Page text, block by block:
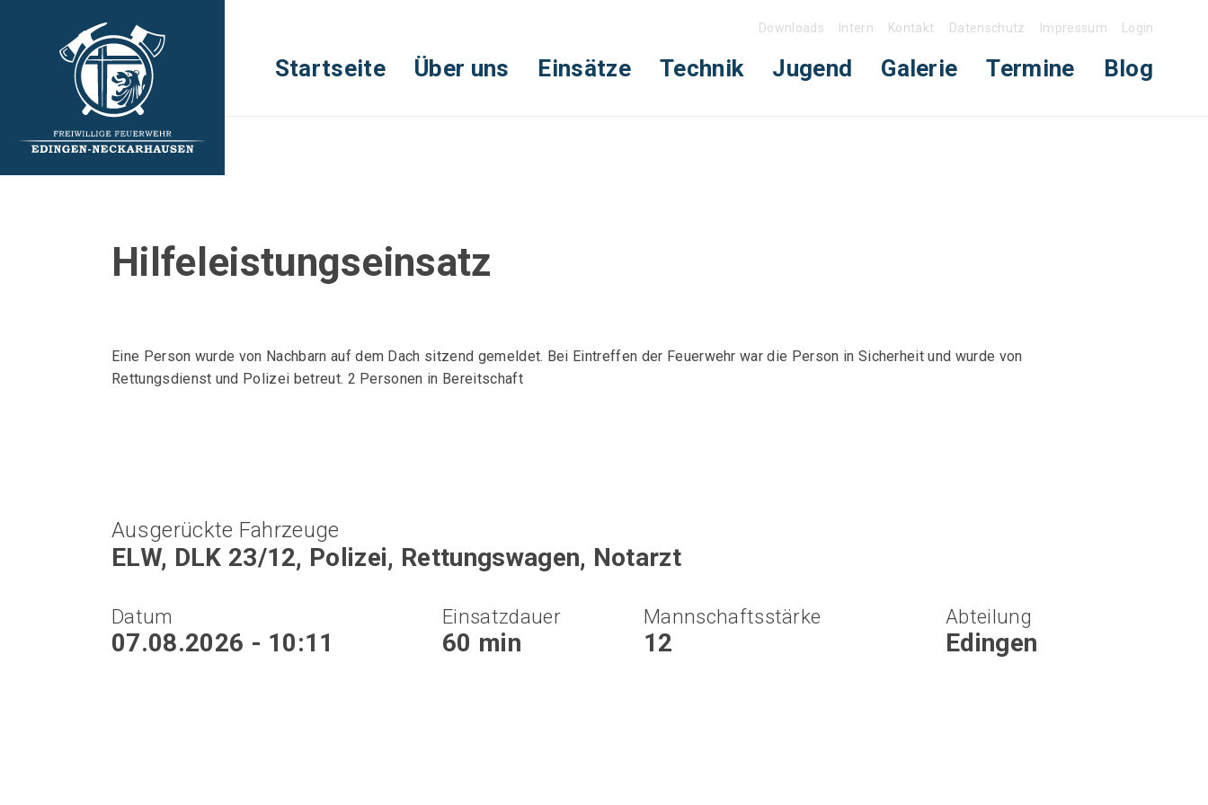
Downloads Intern Kontakt Datenschutz Impressum Login
Startseite Über uns Einsätze Technik Jugend Galerie Termine Blog
Hilfeleistungseinsatz
Eine Person wurde von Nachbarn auf dem Dach sitzend gemeldet. Bei Eintreffen der Feuerwehr war die Person in Sicherheit und wurde von
Rettungsdienst und Polizei betreut. 2 Personen in Bereitschaft
Ausgerückte Fahrzeuge
ELW, DLK 23/12, Polizei, Rettungswagen, Notarzt
Datum
07.08.2026 - 10:11
Einsatzdauer
60 min
Mannschaftsstärke
12
Abteilung
Edingen